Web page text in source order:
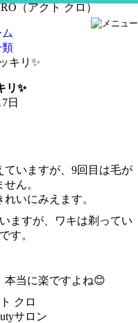
コ
ン
類
キリ✨
リ✨
日
ていますが、9回目は毛が
ん。
いにみえます。
ますが、ワキは剃ってい
す。
本当に楽ですよね😊
クロ
サロン